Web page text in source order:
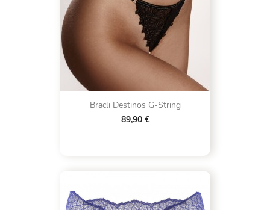
Bracli Destinos G-String
89,90 €